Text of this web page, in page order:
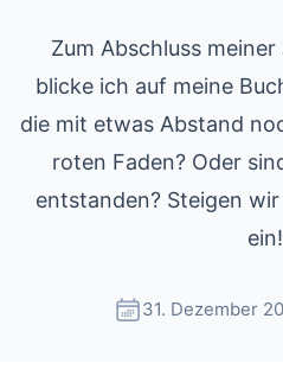
Zum Abschluss
blicke ich auf meine
die mit etwas Abstand
roten Faden? Oder
entstanden? Steigen
ein!
31. Dezember